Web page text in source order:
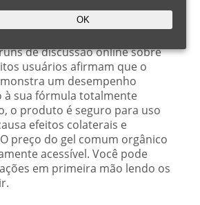
já estão compartilhando
sobre o crema
fórum online, bem como em
de discussão online sobre
usuários afirmam que o
um desempenho
à sua fórmula totalmente
o produto é seguro para uso
efeitos colaterais e
preço do gel comum orgânico
acessível. Você pode
em primeira mão lendo os
OK